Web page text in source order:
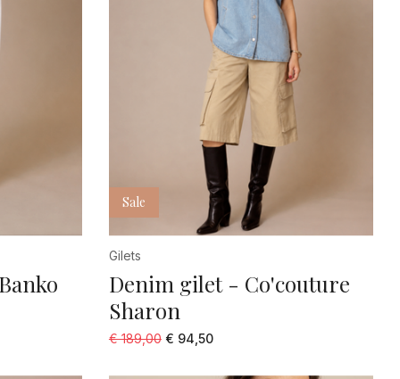
41
42
Sale
Gilets
Denim gilet - Co'couture
Sharon
€ 189,00 € 94,50